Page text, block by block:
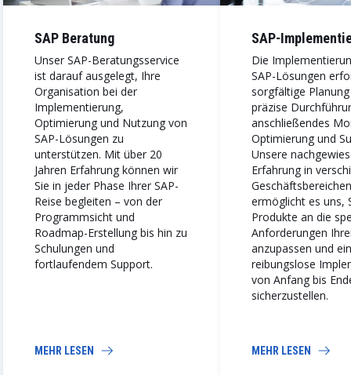
SAP Beratung
Unser SAP-Beratungsservice
ist darauf ausgelegt, Ihre
Organisation bei der
Implementierung,
Optimierung und Nutzung von
SAP-Lösungen zu
unterstützen. Mit über 20
Jahren Erfahrung können wir
Sie in jeder Phase Ihrer SAP-
Reise begleiten – von der
Programmsicht und
Roadmap-Erstellung bis hin zu
Schulungen und
fortlaufendem Support.
MEHR LESEN
SAP-
Die
SAP-Lösungen
sorgfältige
präzise
anschließendes
Optimierung und
Unsere
Erfahrung in
Geschäftsbereichen
ermöglicht es uns,
Produkte an die
Anforderungen
anzupassen und
reibungslose
von Anfang bis
sicherzustellen.
MEHR LESEN